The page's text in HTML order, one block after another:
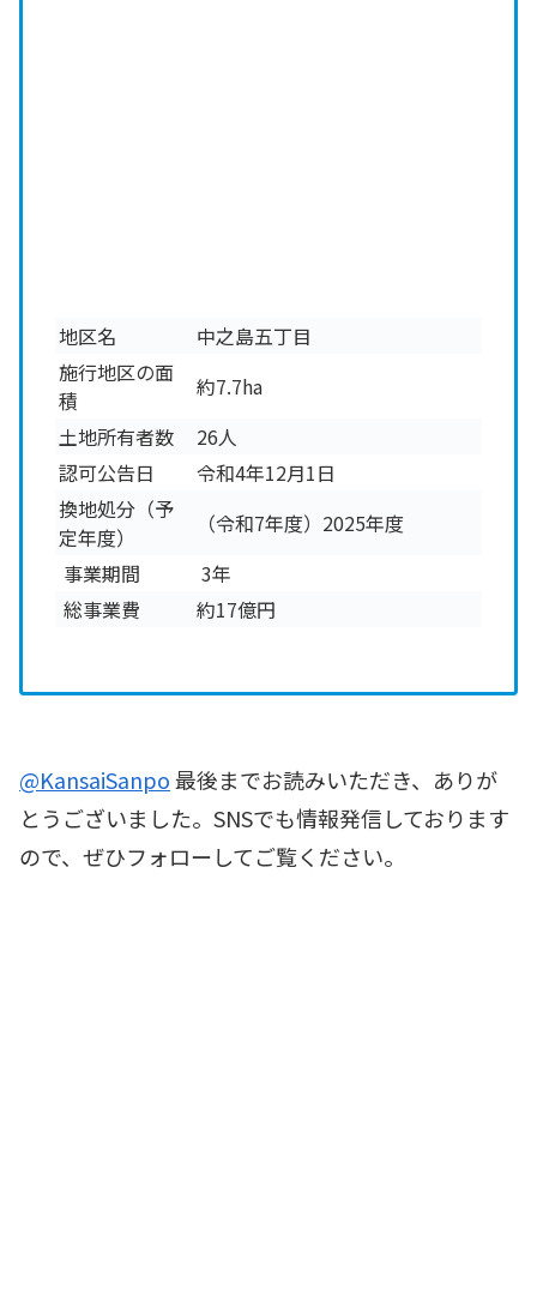
地区名
中之島五丁目
施行地区の面
積
約7.7ha
土地所有者数
26人
認可公告日
令和4年12月1日
換地処分（予
定年度）
（令和7年度）2025年度
事業期間
3年
総事業費
約17億円
@KansaiSanpo最後までお読みいただき、ありが
とうございました。SNSでも情報発信しております
ので、ぜひフォローしてご覧ください。